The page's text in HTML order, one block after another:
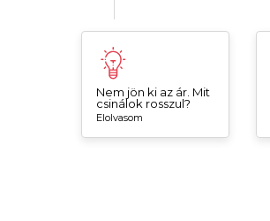
Nem jön ki az ár. Mit
csinálok rosszul?
Elolvasom